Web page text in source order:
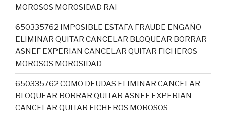
MOROSOS MOROSIDAD RAI
650335762 IMPOSIBLE ESTAFA FRAUDE ENGAÑO
ELIMINAR QUITAR CANCELAR BLOQUEAR BORRAR
ASNEF EXPERIAN CANCELAR QUITAR FICHEROS
MOROSOS MOROSIDAD
650335762 COMO DEUDAS ELIMINAR CANCELAR
BLOQUEAR BORRAR QUITAR ASNEF EXPERIAN
CANCELAR QUITAR FICHEROS MOROSOS